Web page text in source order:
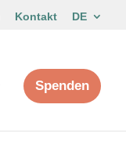
Kontakt DE
Spenden